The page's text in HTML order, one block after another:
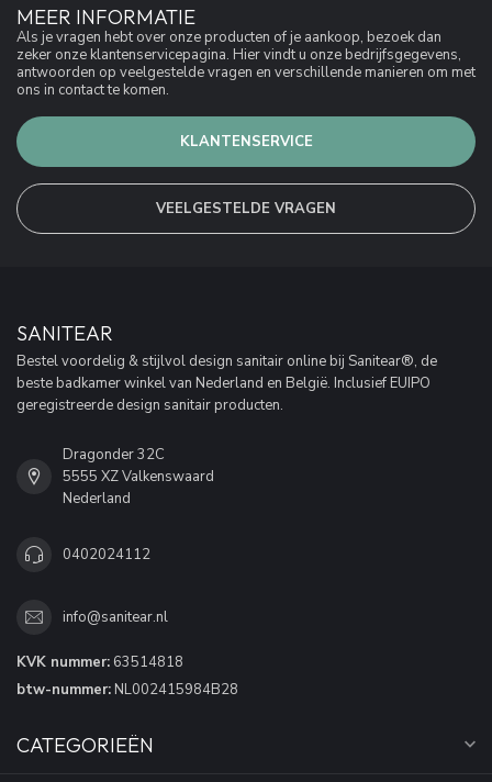
MEER INFORMATIE
Als je vragen hebt over onze producten of je aankoop, bezoek dan
zeker onze klantenservicepagina. Hier vindt u onze bedrijfsgegevens,
antwoorden op veelgestelde vragen en verschillende manieren om met
ons in contact te komen.
KLANTENSERVICE
VEELGESTELDE VRAGEN
SANITEAR
Bestel voordelig & stijlvol design sanitair online bij Sanitear®, de
beste badkamer winkel van Nederland en België. Inclusief EUIPO
geregistreerde design sanitair producten.
Dragonder 32C
5555 XZ Valkenswaard
Nederland
0402024112
info@sanitear.nl
KVK nummer: 63514818
btw-nummer: NL002415984B28
CATEGORIEËN